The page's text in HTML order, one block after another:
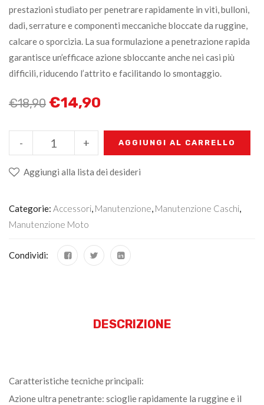
prestazioni studiato per penetrare rapidamente in viti, bulloni,
dadi, serrature e componenti meccaniche bloccate da ruggine,
calcare o sporcizia. La sua formulazione a penetrazione rapida
garantisce un’efficace azione sbloccante anche nei casi più
difficili, riducendo l’attrito e facilitando lo smontaggio.
€18,90 €14,90
+
- AGGIUNGI AL CARRELLO
Aggiungi alla lista dei desideri
Categorie: Accessori, Manutenzione, Manutenzione Caschi,
Manutenzione Moto
Condividi:
DESCRIZIONE
Caratteristiche tecniche principali:
Azione ultra penetrante: scioglie rapidamente la ruggine e il